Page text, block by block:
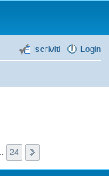
Login
Iscriviti
24